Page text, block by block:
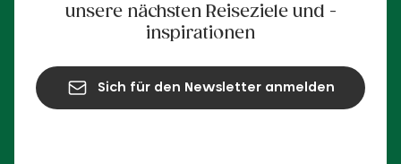
unsere nächsten Reiseziele und -
inspirationen
Sich für den Newsletter anmelden